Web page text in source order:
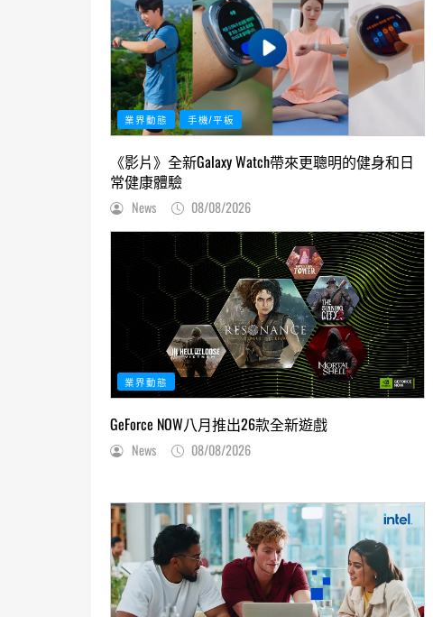
業界動態 手機/平板
《影片》全新Galaxy Watch帶來更聰明的健身和日
常健康體驗
News 08/08/2026
業界動態
GeForce NOW八月推出26款全新遊戲
News 08/08/2026